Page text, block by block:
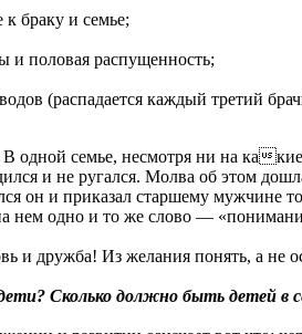
браку и семье;
и половая распущенность;
(распадается каждый третий
В одной семье, несмотря ни на ка
и не ругался. Молва об этом
он и приказал старшему мужчине
нем одно и то же слово —
и дружба! Из желания понять, а не
Сколько должно быть детей в